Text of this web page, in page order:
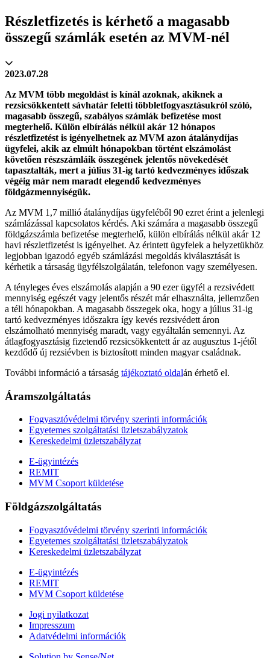
Részletfizetés is kérhető a magasabb
összegű számlák esetén az MVM-nél
2023.07.28
Az MVM több megoldást is kínál azoknak, akiknek a
rezsicsökkentett sávhatár feletti többletfogyasztásukról szóló,
magasabb összegű, szabályos számlák befizetése most
megterhelő. Külön elbírálás nélkül akár 12 hónapos
részletfizetést is igényelhetnek az MVM azon átalánydíjas
ügyfelei, akik az elmúlt hónapokban történt elszámolást
követően részszámláik összegének jelentős növekedését
tapasztalták, mert a július 31-ig tartó kedvezményes időszak
végéig már nem maradt elegendő kedvezményes
földgázmennyiségük.
Az MVM 1,7 millió átalánydíjas ügyfeléből 90 ezret érint a jelenlegi
számlázással kapcsolatos kérdés. Aki számára a magasabb összegű
földgázszámla befizetése megterhelő, külön elbírálás nélkül akár 12
havi részletfizetést is igényelhet. Az érintett ügyfelek a helyzetükhöz
legjobban igazodó egyéb számlázási megoldás kiválasztását is
kérhetik a társaság ügyfélszolgálatán, telefonon vagy személyesen.
A tényleges éves elszámolás alapján a 90 ezer ügyfél a rezsivédett
mennyiség egészét vagy jelentős részét már elhasználta, jellemzően
a téli hónapokban. A magasabb összegek oka, hogy a július 31-ig
tartó kedvezményes időszakra így kevés rezsivédett áron
elszámolható mennyiség maradt, vagy egyáltalán semennyi. Az
átlagfogyasztásig fizetendő rezsicsökkentett ár az augusztus 1-jétől
kezdődő új rezsiévben is biztosított minden magyar családnak.
További információ a társaság tájékoztató oldalán érhető el.
Áramszolgáltatás
Fogyasztóvédelmi törvény szerinti információk
Egyetemes szolgáltatási üzletszabályzatok
Kereskedelmi üzletszabályzat
E-ügyintézés
REMIT
MVM Csoport küldetése
Földgázszolgáltatás
Fogyasztóvédelmi törvény szerinti információk
Egyetemes szolgáltatási üzletszabályzatok
Kereskedelmi üzletszabályzat
E-ügyintézés
REMIT
MVM Csoport küldetése
Jogi nyilatkozat
Impresszum
Adatvédelmi információk